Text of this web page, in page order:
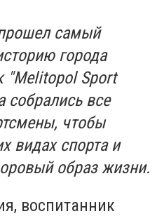
самый
города
"Melitopol Sport
собрались все
чтобы
видах спорта и
образ жизни.
воспитанник